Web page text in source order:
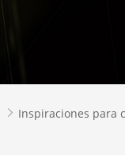
 Inspiraciones para